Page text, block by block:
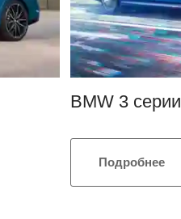
BMW 3 серии
Подробнее